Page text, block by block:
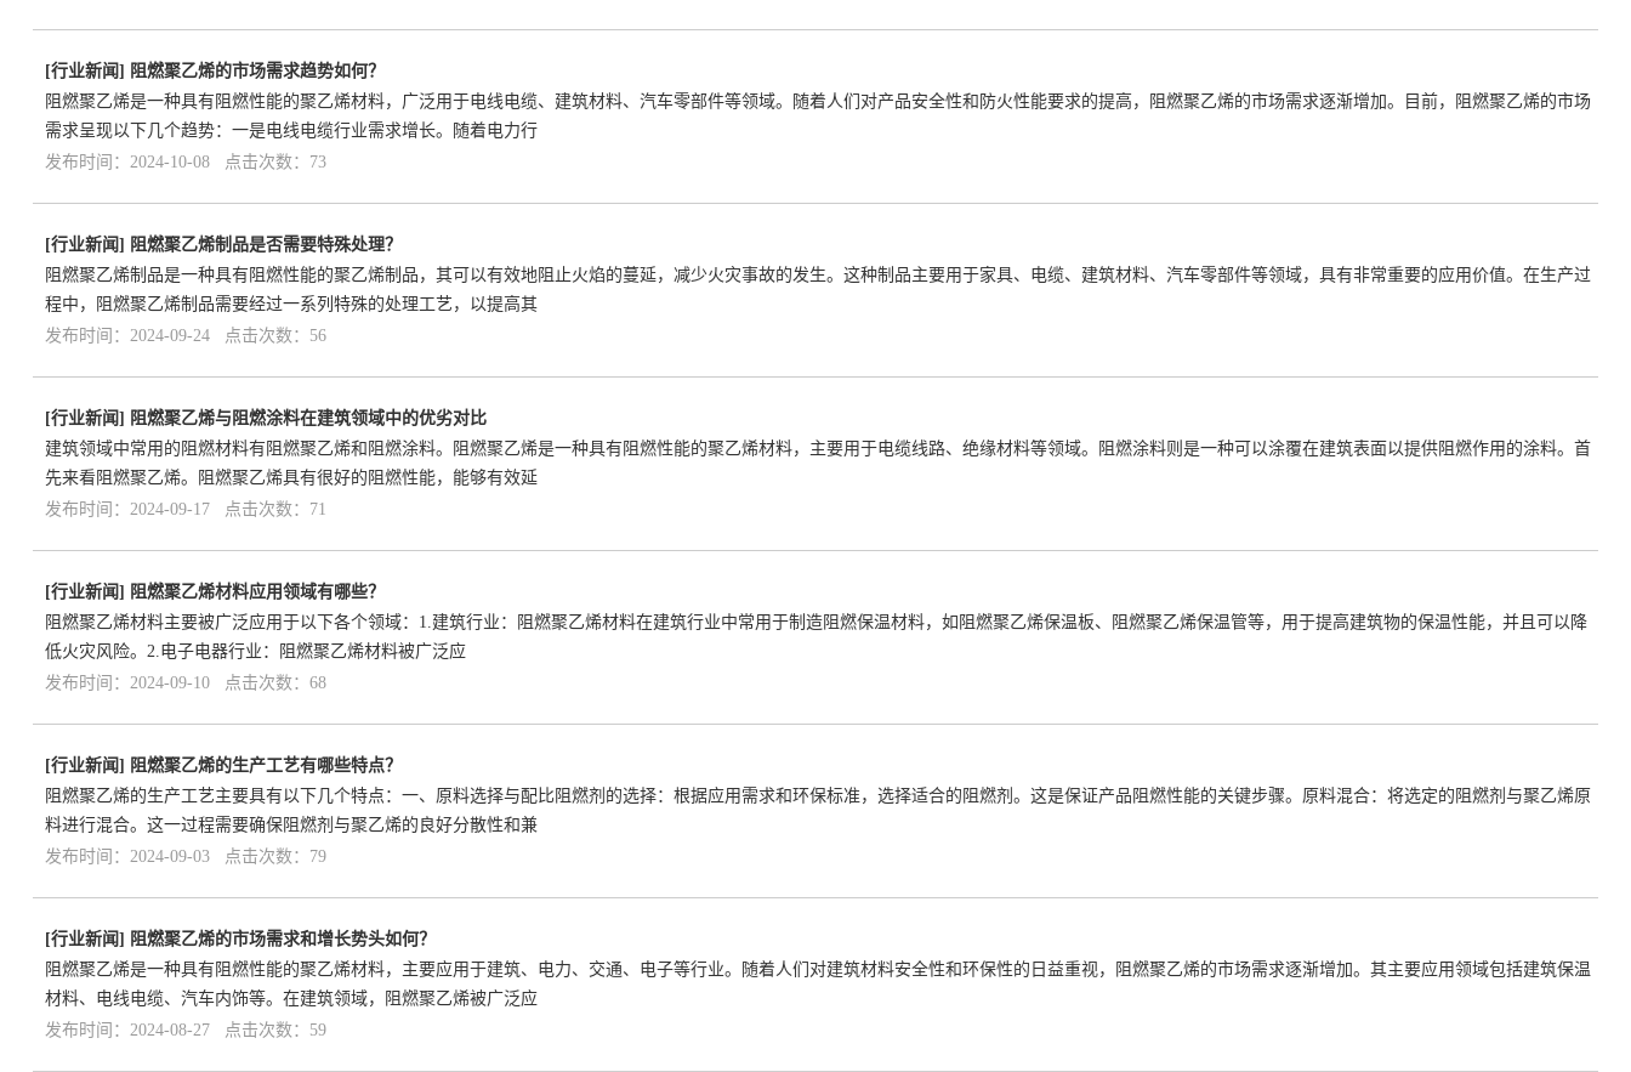
[行业新闻] 阻燃聚乙烯的市场需求趋势如何？
阻燃聚乙烯是一种具有阻燃性能的聚乙烯材料，广泛用于电线电缆、建筑材料、汽车零部件等领域。随着人们对产品安全性和防火性能要求的提高，阻燃聚乙烯的市场需求逐渐增加。目前，阻燃聚乙烯的市场
需求呈现以下几个趋势：一是电线电缆行业需求增长。随着电力行
发布时间：2024-10-08 点击次数：73
[行业新闻] 阻燃聚乙烯制品是否需要特殊处理？
阻燃聚乙烯制品是一种具有阻燃性能的聚乙烯制品，其可以有效地阻止火焰的蔓延，减少火灾事故的发生。这种制品主要用于家具、电缆、建筑材料、汽车零部件等领域，具有非常重要的应用价值。在生产过
程中，阻燃聚乙烯制品需要经过一系列特殊的处理工艺，以提高其
发布时间：2024-09-24 点击次数：56
[行业新闻] 阻燃聚乙烯与阻燃涂料在建筑领域中的优劣对比
建筑领域中常用的阻燃材料有阻燃聚乙烯和阻燃涂料。阻燃聚乙烯是一种具有阻燃性能的聚乙烯材料，主要用于电缆线路、绝缘材料等领域。阻燃涂料则是一种可以涂覆在建筑表面以提供阻燃作用的涂料。首
先来看阻燃聚乙烯。阻燃聚乙烯具有很好的阻燃性能，能够有效延
发布时间：2024-09-17 点击次数：71
[行业新闻] 阻燃聚乙烯材料应用领域有哪些？
阻燃聚乙烯材料主要被广泛应用于以下各个领域：1.建筑行业：阻燃聚乙烯材料在建筑行业中常用于制造阻燃保温材料，如阻燃聚乙烯保温板、阻燃聚乙烯保温管等，用于提高建筑物的保温性能，并且可以降
低火灾风险。2.电子电器行业：阻燃聚乙烯材料被广泛应
发布时间：2024-09-10 点击次数：68
[行业新闻] 阻燃聚乙烯的生产工艺有哪些特点？
阻燃聚乙烯的生产工艺主要具有以下几个特点：一、原料选择与配比阻燃剂的选择：根据应用需求和环保标准，选择适合的阻燃剂。这是保证产品阻燃性能的关键步骤。原料混合：将选定的阻燃剂与聚乙烯原
料进行混合。这一过程需要确保阻燃剂与聚乙烯的良好分散性和兼
发布时间：2024-09-03 点击次数：79
[行业新闻] 阻燃聚乙烯的市场需求和增长势头如何？
阻燃聚乙烯是一种具有阻燃性能的聚乙烯材料，主要应用于建筑、电力、交通、电子等行业。随着人们对建筑材料安全性和环保性的日益重视，阻燃聚乙烯的市场需求逐渐增加。其主要应用领域包括建筑保温
材料、电线电缆、汽车内饰等。在建筑领域，阻燃聚乙烯被广泛应
发布时间：2024-08-27 点击次数：59